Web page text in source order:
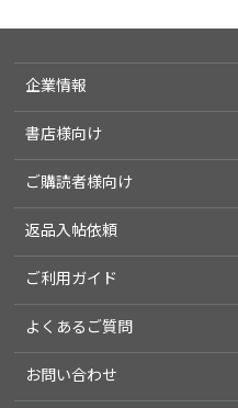
企業情報
書店様向け
ご購読者様向け
返品入帖依頼
ご利用ガイド
よくあるご質問
お問い合わせ